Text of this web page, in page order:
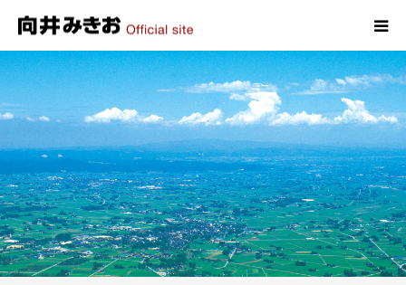
HOME
プロフィール
政策
活動報告